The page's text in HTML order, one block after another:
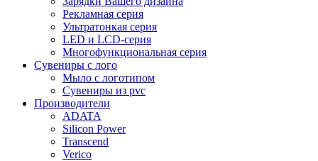
Рекламная серия
Ультратонкая серия
LED и LCD-серия
Многофункциональная серия
Сувениры с лого
Мыло с логотипом
Сувениры из pvc
Производители
ADATA
Silicon Power
Transcend
Verico